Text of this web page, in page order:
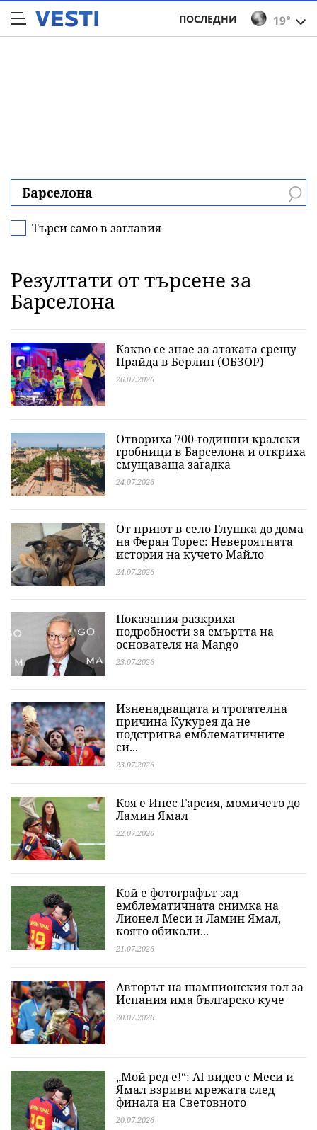
19°
ПОСЛЕДНИ
Търси само в заглавия
Резултати от търсене за
Барселона
Какво се знае за атаката срещу
Прайда в Берлин (ОБЗОР)
26.07.2026
Отвориха 700-годишни кралски
гробници в Барселона и откриха
смущаваща загадка
24.07.2026
От приют в село Глушка до дома
на Феран Торес: Невероятната
история на кучето Майло
24.07.2026
Показания разкриха
подробности за смъртта на
основателя на Mango
23.07.2026
Изненадващата и трогателна
причина Кукурея да не
подстригва емблематичните
си...
23.07.2026
Коя е Инес Гарсия, момичето до
Ламин Ямал
22.07.2026
Кой е фотографът зад
емблематичната снимка на
Лионел Меси и Ламин Ямал,
която обиколи...
21.07.2026
Авторът на шампионския гол за
Испания има българско куче
20.07.2026
„Мой ред е!“: AI видео с Меси и
Ямал взриви мрежата след
финала на Световното
20.07.2026